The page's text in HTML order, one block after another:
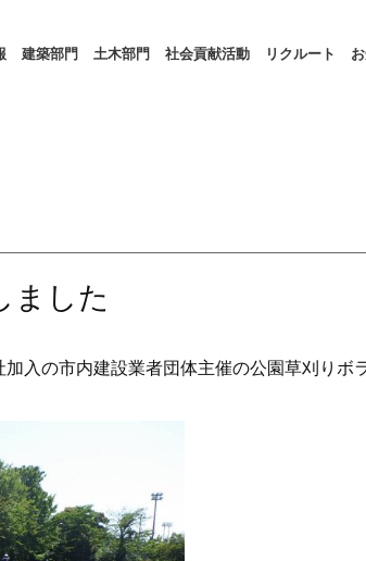
建築部門 土木部門 社会貢献活動 リクルート
ました
入の市内建設業者団体主催の公園草刈りボ